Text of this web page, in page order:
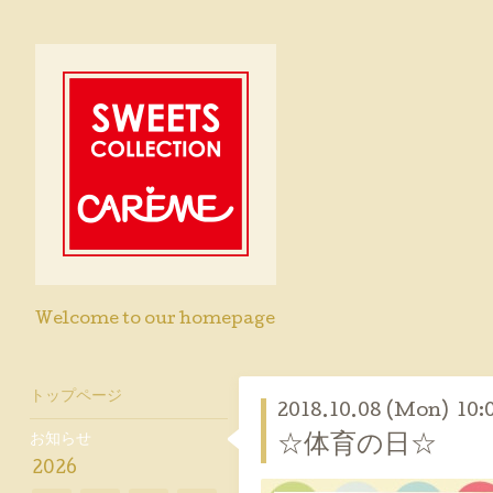
Welcome to our homepage
2018.10.08 (Mon)
☆体育の日☆
トップページ
お知らせ
2026